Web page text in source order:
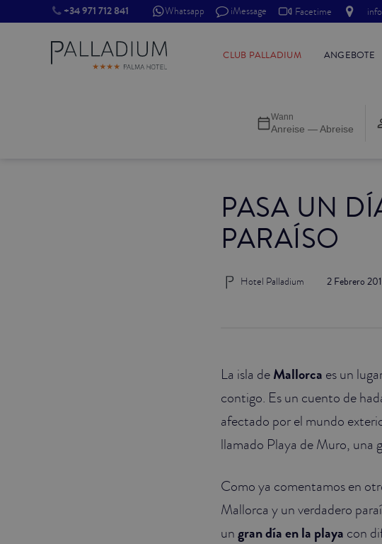
PASA UN
PARAÍSO
2 Febrero
Hotel Palladium
La isla deMallorca es un
contigo. Es un cuento de
afectado por el mundo
llamado Playa de Muro, una
Como ya comentamos en
Mallorca y un verdadero
ungran día en la playa con
+34 971 712 841 Whatsapp iMessage Facetime
CLUB PALLADIUM ANGEBOTE
Wann
Anreise — Abreise
SINGLE RED